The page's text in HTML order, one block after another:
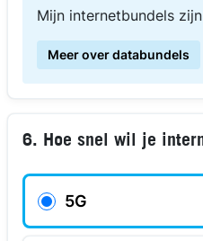
Mijn internetbundels
Meer over databundels
6. Hoe snel wil je
5G